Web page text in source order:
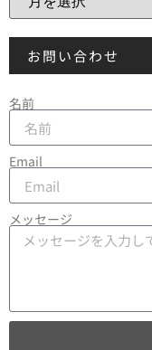
お問い合わせ
名前
Email
メッセージ